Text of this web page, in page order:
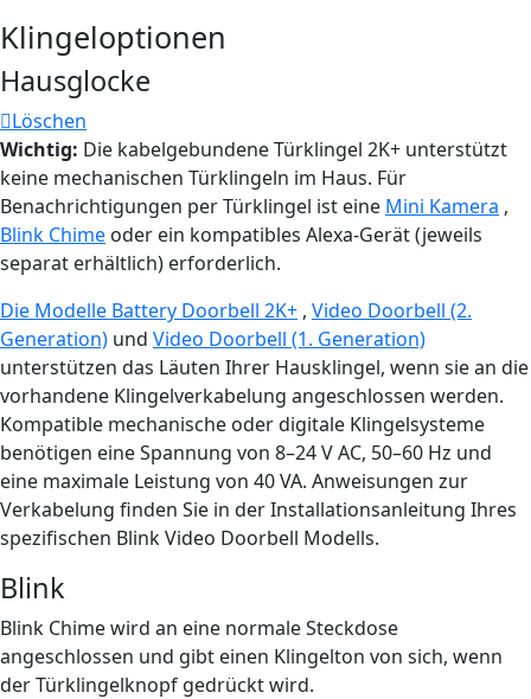
Klingeloptionen
Hausglocke
Löschen
Wichtig: Die kabelgebundene Türklingel 2K+ unterstützt
keine mechanischen Türklingeln im Haus. Für
Benachrichtigungen per Türklingel ist eine Mini Kamera ,
Blink Chime oder ein kompatibles Alexa-Gerät (jeweils
separat erhältlich) erforderlich.
Die Modelle Battery Doorbell 2K+ , Video Doorbell (2.
Generation) und Video Doorbell (1. Generation)
unterstützen das Läuten Ihrer Hausklingel, wenn sie an die
vorhandene Klingelverkabelung angeschlossen werden.
Kompatible mechanische oder digitale Klingelsysteme
benötigen eine Spannung von 8–24 V AC, 50–60 Hz und
eine maximale Leistung von 40 VA. Anweisungen zur
Verkabelung finden Sie in der Installationsanleitung Ihres
spezifischen Blink Video Doorbell Modells.
Blink
Blink Chime wird an eine normale Steckdose
angeschlossen und gibt einen Klingelton von sich, wenn
der Türklingelknopf gedrückt wird.